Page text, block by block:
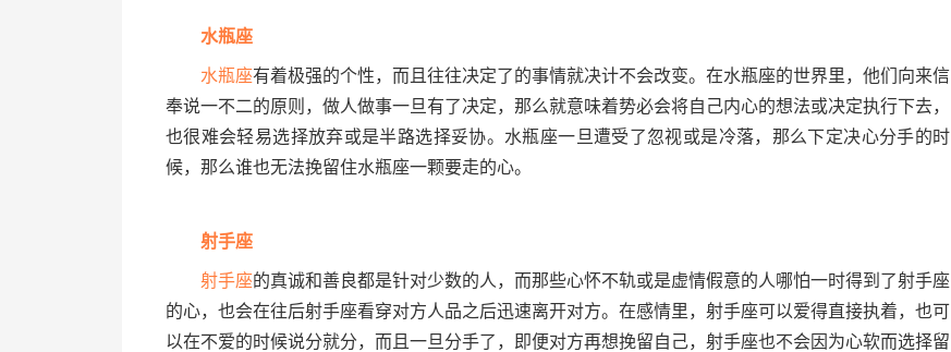
水瓶座
水瓶座有着极强的个性，而且往往决定了的事情就决计不会改变。在水瓶座的世界里，他们向来信
奉说一不二的原则，做人做事一旦有了决定，那么就意味着势必会将自己内心的想法或决定执行下去，
也很难会轻易选择放弃或是半路选择妥协。水瓶座一旦遭受了忽视或是冷落，那么下定决心分手的时
候，那么谁也无法挽留住水瓶座一颗要走的心。
射手座
射手座的真诚和善良都是针对少数的人，而那些心怀不轨或是虚情假意的人哪怕一时得到了射手座
的心，也会在往后射手座看穿对方人品之后迅速离开对方。在感情里，射手座可以爱得直接执着，也可
以在不爱的时候说分就分，而且一旦分手了，即便对方再想挽留自己，射手座也不会因为心软而选择留